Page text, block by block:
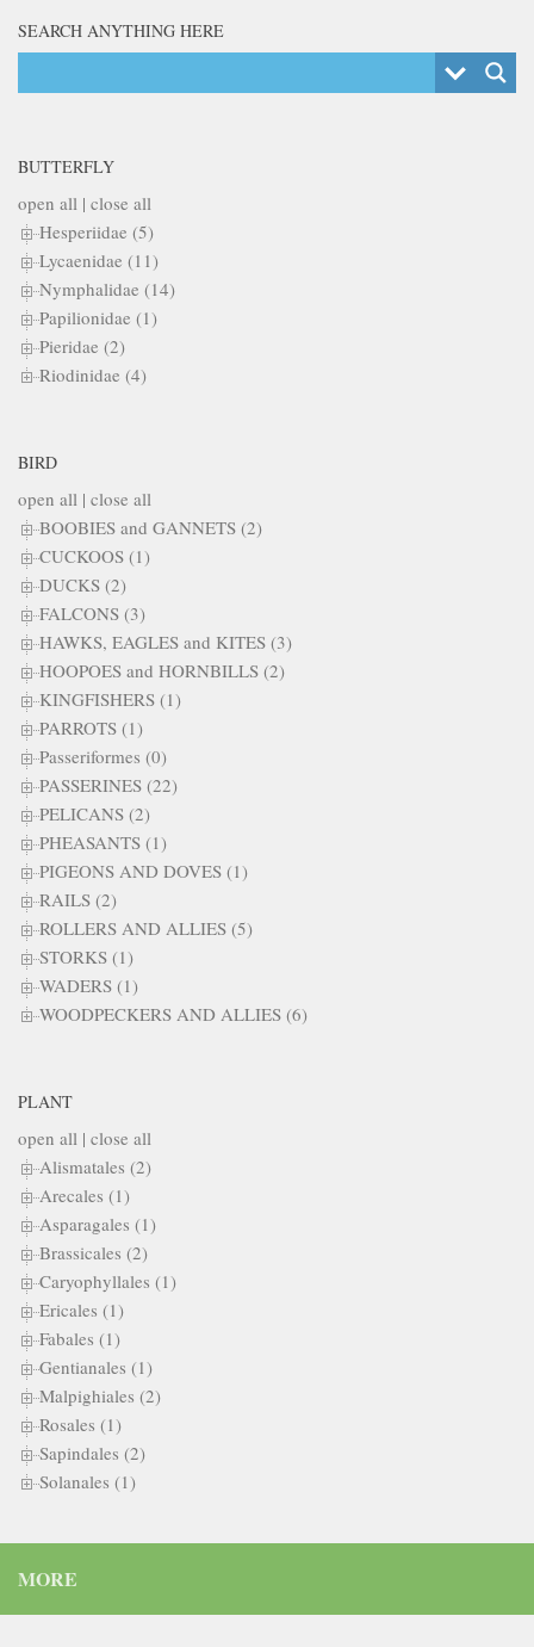
SEARCH ANYTHING HERE
BUTTERFLY
open all | close all
Hesperiidae (5)
Lycaenidae (11)
Nymphalidae (14)
Papilionidae (1)
Pieridae (2)
Riodinidae (4)
BIRD
open all | close all
BOOBIES and GANNETS (2)
CUCKOOS (1)
DUCKS (2)
FALCONS (3)
HAWKS, EAGLES and KITES (3)
HOOPOES and HORNBILLS (2)
KINGFISHERS (1)
PARROTS (1)
Passeriformes (0)
PASSERINES (22)
PELICANS (2)
PHEASANTS (1)
PIGEONS AND DOVES (1)
RAILS (2)
ROLLERS AND ALLIES (5)
STORKS (1)
WADERS (1)
WOODPECKERS AND ALLIES (6)
PLANT
open all | close all
Alismatales (2)
Arecales (1)
Asparagales (1)
Brassicales (2)
Caryophyllales (1)
Ericales (1)
Fabales (1)
Gentianales (1)
Malpighiales (2)
Rosales (1)
Sapindales (2)
Solanales (1)
MORE